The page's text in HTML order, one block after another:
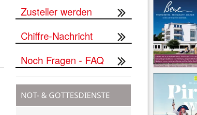
Zusteller werden
Chiffre-Nachricht
Noch Fragen - FAQ
NOT- & GOTTESDIENSTE